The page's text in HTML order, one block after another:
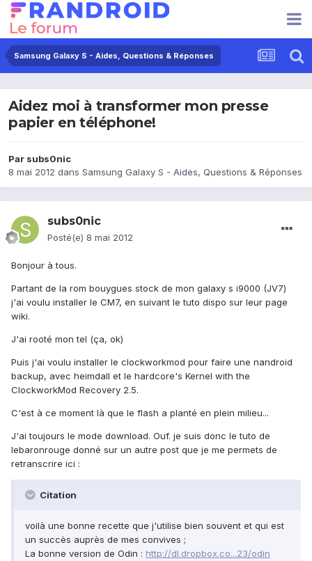
Samsung Galaxy S - Aides, Questions & Réponses
Aidez moi à transformer mon presse
papier en téléphone!
Par subs0nic
8 mai 2012 dans Samsung Galaxy S - Aides, Questions & Réponses
subs0nic
Posté(e) 8 mai 2012
Bonjour à tous.
Partant de la rom bouygues stock de mon galaxy s i9000 (JV7)
j'ai voulu installer le CM7, en suivant le tuto dispo sur leur page
wiki.
J'ai rooté mon tel (ça, ok)
Puis j'ai voulu installer le clockworkmod pour faire une nandroid
backup, avec heimdall et le hardcore's Kernel with the
ClockworkMod Recovery 2.5.
C'est à ce moment là que le flash a planté en plein milieu...
J'ai toujours le mode download. Ouf. je suis donc le tuto de
lebaronrouge donné sur un autre post que je me permets de
retranscrire ici :
Citation
voilà une bonne recette que j'utilise bien souvent et qui est
un succès auprès de mes convives ;
La bonne version de Odin : http://dl.dropbox.co...23/odin